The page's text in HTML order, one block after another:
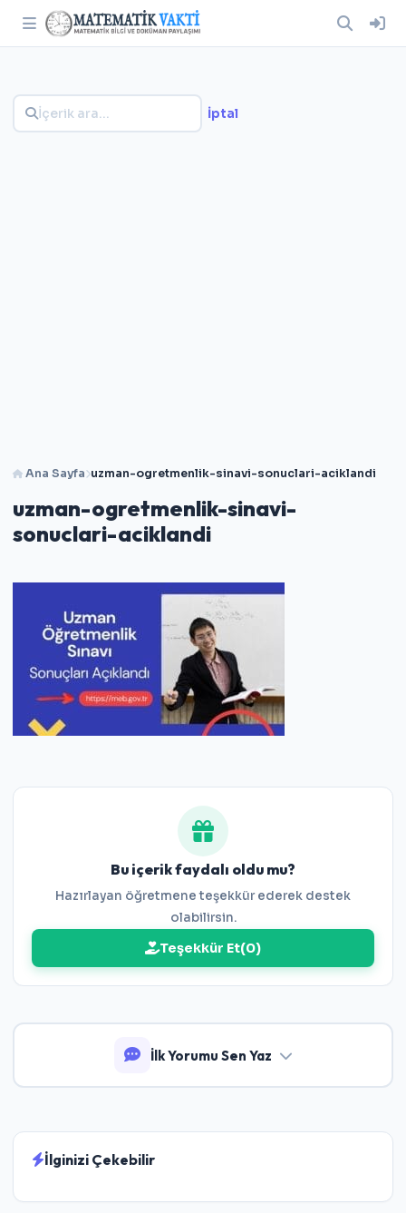
Ana Sayfa uzman-ogretmenlik-sinavi-sonuclari-aciklandi
uzman-ogretmenlik-sinavi-
sonuclari-aciklandi
Bu içerik faydalı oldu mu?
Hazırlayan öğretmene teşekkür ederek destek
olabilirsin.
Teşekkür Et(0)
İlk Yorumu Sen Yaz
İlginizi Çekebilir
İptal